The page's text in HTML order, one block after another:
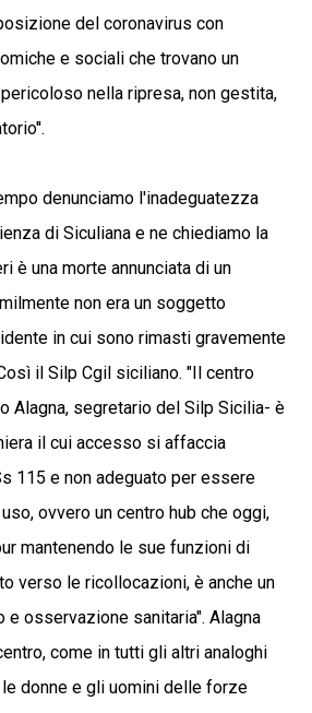
del coronavirus con
e sociali che trovano un
nella ripresa, non gestita,
denunciamo l'inadeguatezza
di Siculiana e ne chiediamo la
è una morte annunciata di un
non era un soggetto
in cui sono rimasti gravemente
il Silp Cgil siciliano. "Il centro
Alagna, segretario del Silp Sicilia- è
il cui accesso si affaccia
115 e non adeguato per essere
ovvero un centro hub che oggi,
mantenendo le sue funzioni di
verso le ricollocazioni, è anche un
e osservazione sanitaria". Alagna
come in tutti gli altri analoghi
donne e gli uomini delle forze